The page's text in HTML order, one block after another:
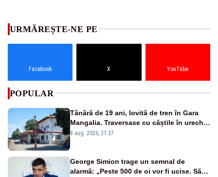
URMĂREȘTE-NE PE
Facebook X YouTube
POPULAR
Tânără de 19 ani, lovită de tren în Gara
Mangalia. Traversase cu căștile în urechi
liniile printr-un loc nepermis
8 aug. 2026, 21:37
George Simion trage un semnal de
alarmă: „Peste 500 de oi vor fi ucise. Să